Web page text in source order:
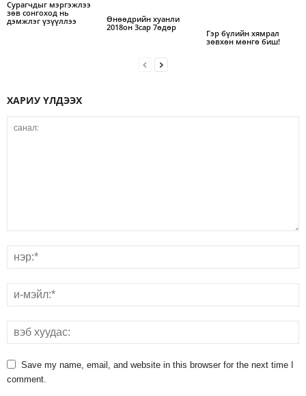
Сурагчдыг мэргэжлээ
зөв сонгоход нь
дэмжлэг үзүүллээ
Өнөөдрийн хуанли
2018он 3сар 7өдөр
Гэр бүлийн хямрал
зөвхөн мөнгө биш!
ХАРИУ ҮЛДЭЭХ
Save my name, email, and website in this browser for the next time I
comment.